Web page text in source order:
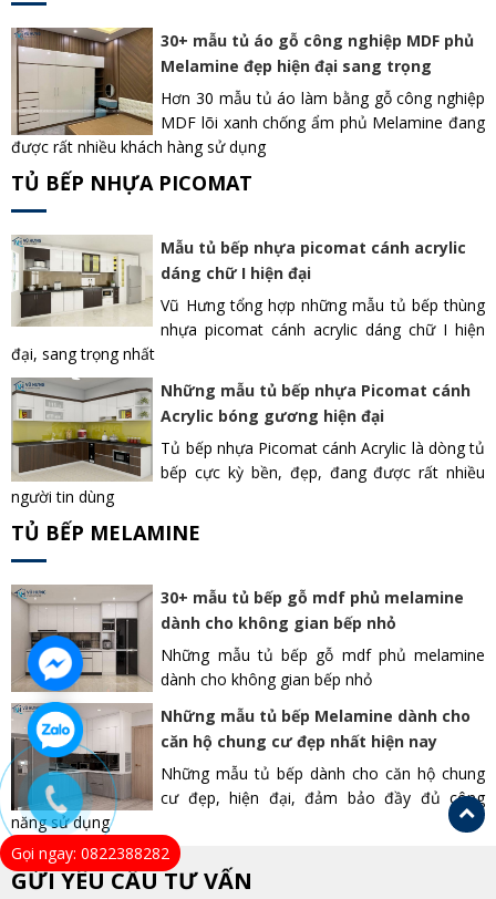
30+ mẫu tủ áo gỗ công nghiệp MDF phủ
Melamine đẹp hiện đại sang trọng
Hơn 30 mẫu tủ áo làm bằng gỗ công nghiệp
MDF lõi xanh chống ẩm phủ Melamine đang
được rất nhiều khách hàng sử dụng
TỦ BẾP NHỰA PICOMAT
Mẫu tủ bếp nhựa picomat cánh acrylic
dáng chữ I hiện đại
Vũ Hưng tổng hợp những mẫu tủ bếp thùng
nhựa picomat cánh acrylic dáng chữ I hiện
đại, sang trọng nhất
Những mẫu tủ bếp nhựa Picomat cánh
Acrylic bóng gương hiện đại
Tủ bếp nhựa Picomat cánh Acrylic là dòng tủ
bếp cực kỳ bền, đẹp, đang được rất nhiều
người tin dùng
TỦ BẾP MELAMINE
30+ mẫu tủ bếp gỗ mdf phủ melamine
dành cho không gian bếp nhỏ
Những mẫu tủ bếp gỗ mdf phủ melamine
dành cho không gian bếp nhỏ
Những mẫu tủ bếp Melamine dành cho
căn hộ chung cư đẹp nhất hiện nay
Những mẫu tủ bếp dành cho căn hộ chung
cư đẹp, hiện đại, đảm bảo đầy đủ công
năng sử dụng
GỬI YÊU CẦU TƯ VẤN
Gọi ngay: 0822388282